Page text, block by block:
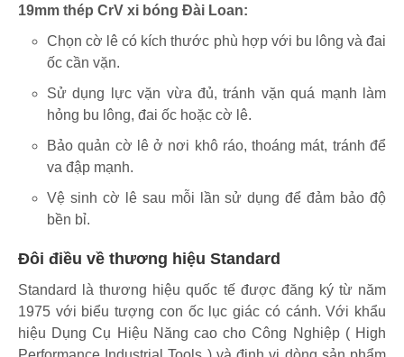
19mm thép CrV xi bóng Đài Loan:
Chọn cờ lê có kích thước phù hợp với bu lông và đai
ốc cần vặn.
Sử dụng lực vặn vừa đủ, tránh vặn quá mạnh làm
hỏng bu lông, đai ốc hoặc cờ lê.
Bảo quản cờ lê ở nơi khô ráo, thoáng mát, tránh để
va đập mạnh.
Vệ sinh cờ lê sau mỗi lần sử dụng để đảm bảo độ
bền bỉ.
Đôi điều về thương hiệu Standard
Standard là thương hiệu quốc tế được đăng ký từ năm
1975 với biểu tượng con ốc lục giác có cánh. Với khẩu
hiệu Dụng Cụ Hiệu Năng cao cho Công Nghiệp ( High